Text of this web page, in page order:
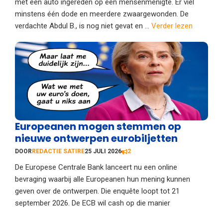
met een auto ingereden op een mensenmenigte. Er viel
minstens één dode en meerdere zwaargewonden. De
verdachte Abdul B., is nog niet gevat en ... Verder lezen
Europeanen mogen stemmen op
nieuwe ontwerpen eurobiljetten
DOOR REDACTIE SATIRE25 JULI 2026 2
De Europese Centrale Bank lanceert nu een online
bevraging waarbij alle Europeanen hun mening kunnen
geven over de ontwerpen. Die enquête loopt tot 21
september 2026. De ECB wil cash op die manier